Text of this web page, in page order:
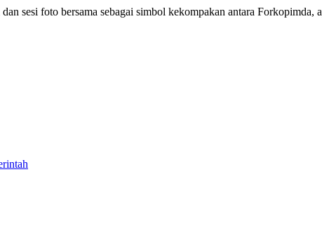
sesi foto bersama sebagai simbol kekompakan antara Forkopimda,